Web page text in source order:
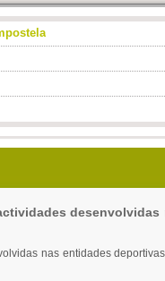
desenvolvidas
nas entidades